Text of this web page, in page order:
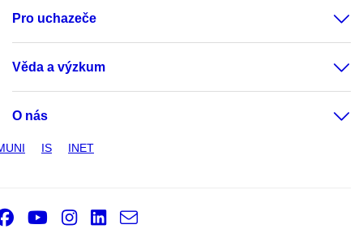
Pro uchazeče
Věda a výzkum
O nás
IS INET
Facebook
Youtube
Instagram
LinkedIn
e-